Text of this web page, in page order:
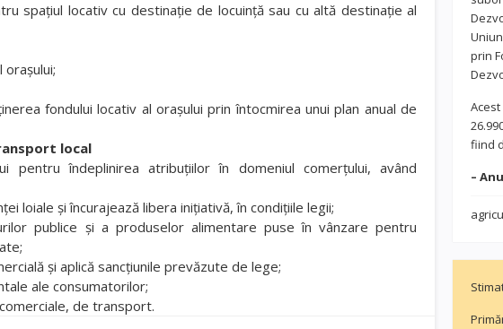
spaţiul locativ cu destinaţie de locuinţă sau cu altă destinaţie al
fondului locativ al oraşului prin întocmirea unui plan anual de
local
pentru îndeplinirea atribuţiilor în domeniul comerţului, având
loiale şi încurajează libera iniţiativă, în condiţiile legii;
publice şi a produselor alimentare puse în vânzare pentru
şi aplică sancţiunile prevăzute de lege;
ale consumatorilor;
de transport.
prin
fiind
–